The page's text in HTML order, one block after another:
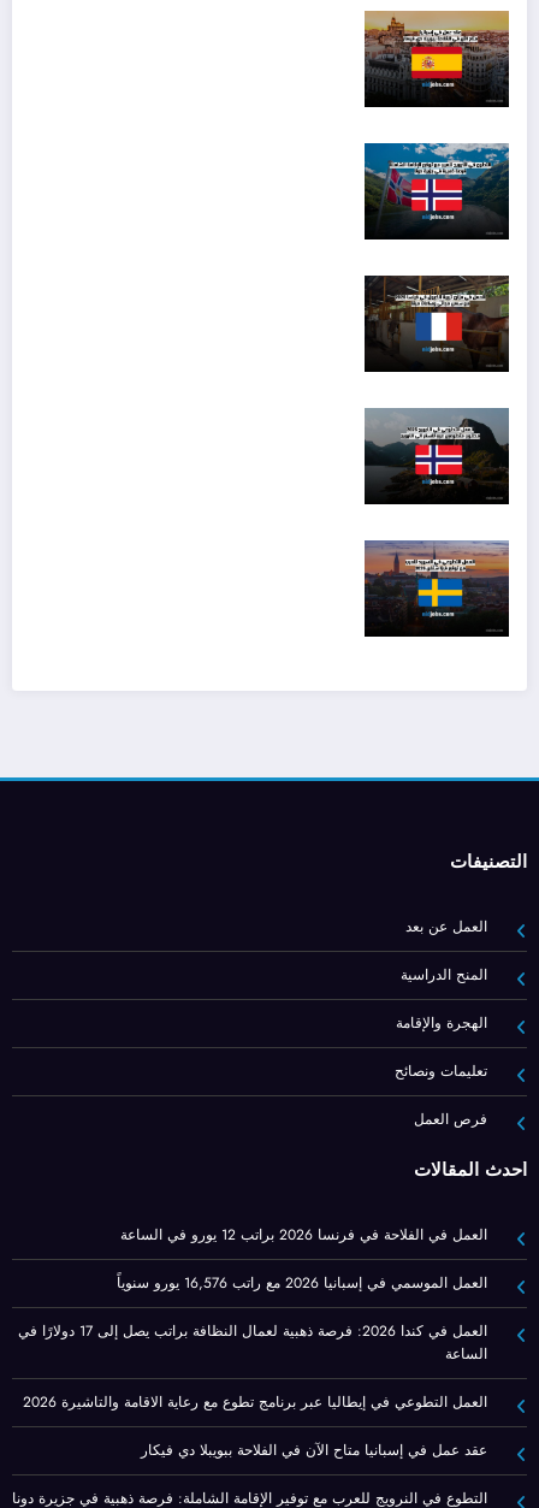
التصنيفات
العمل عن بعد
المنح الدراسية
الهجرة والإقامة
تعليمات ونصائح
فرص العمل
أحدث المقالات
العمل في الفلاحة في فرنسا 2026 براتب 12 يورو في الساعة
العمل الموسمي في إسبانيا 2026 مع راتب 16,576 يورو سنوياً
العمل في كندا 2026: فرصة ذهبية لعمال النظافة براتب يصل إلى 17 دولارًا في
الساعة
العمل التطوعي في إيطاليا عبر برنامج تطوع مع رعاية الاقامة والتاشيرة 2026
عقد عمل في إسبانيا متاح الآن في الفلاحة ببويبلا دي فيكار
التطوع في النرويج للعرب مع توفير الإقامة الشاملة: فرصة ذهبية في جزيرة دونا